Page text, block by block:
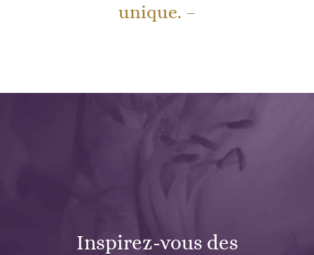
unique. –
Inspirez-vous des